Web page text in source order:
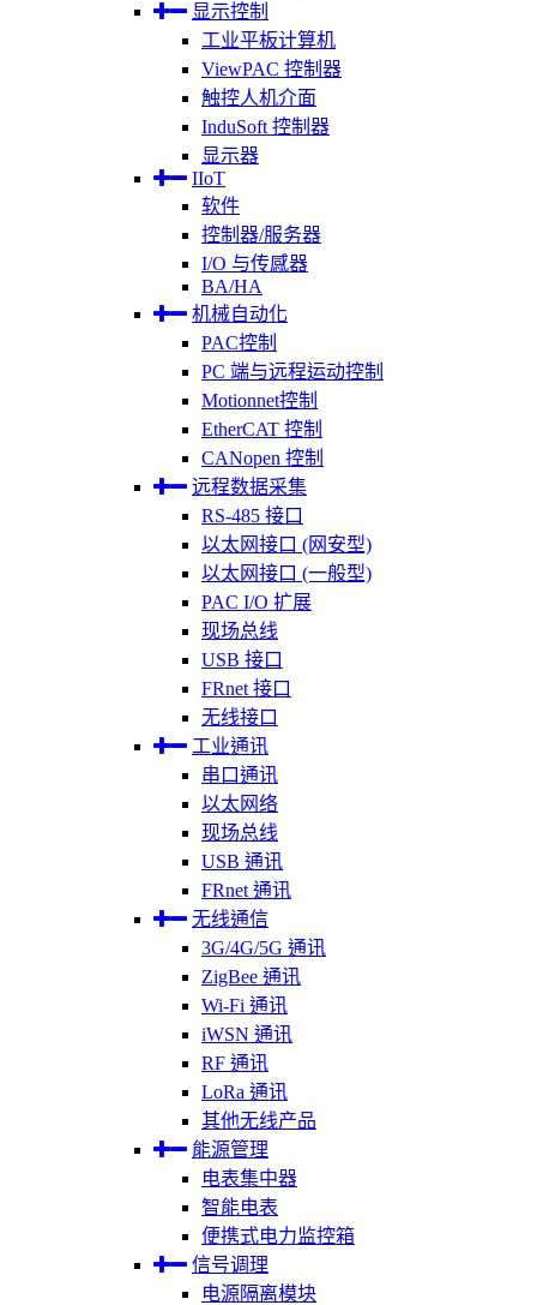
显示控制
工业平板计算机
ViewPAC 控制器
触控人机介面
InduSoft 控制器
显示器
IIoT
软件
控制器/服务器
I/O 与传感器
BA/HA
机械自动化
PAC控制
PC 端与远程运动控制
Motionnet控制
EtherCAT 控制
CANopen 控制
远程数据采集
RS-485 接口
以太网接口 (网安型)
以太网接口 (一般型)
PAC I/O 扩展
现场总线
USB 接口
FRnet 接口
无线接口
工业通讯
串口通讯
以太网络
现场总线
USB 通讯
FRnet 通讯
无线通信
3G/4G/5G 通讯
ZigBee 通讯
Wi-Fi 通讯
iWSN 通讯
RF 通讯
LoRa 通讯
其他无线产品
能源管理
电表集中器
智能电表
便携式电力监控箱
信号调理
电源隔离模块